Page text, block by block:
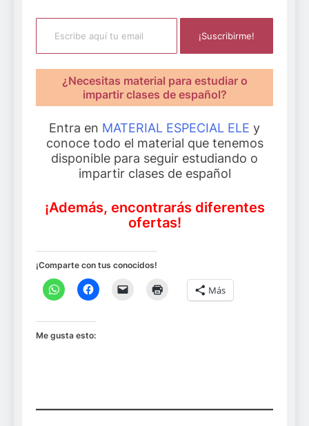
Escribe aquí tu email
¡Suscribirme!
¿Necesitas material para estudiar o
impartir clases de español?
Entra en MATERIAL ESPECIAL ELE y
conoce todo el material que tenemos
disponible para seguir estudiando o
impartir clases de español
¡Además, encontrarás diferentes
ofertas!
¡Comparte con tus conocidos!
Más
Me gusta esto: